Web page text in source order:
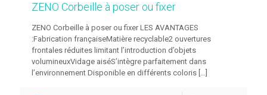
ZENO Corbeille à poser ou fixer
ZENO Corbeille à poser ou fixer LES AVANTAGES
:Fabrication françaiseMatière recyclable2 ouvertures
frontales réduites limitant l’introduction d’objets
volumineuxVidage aiséS’intègre parfaitement dans
l’environnement Disponible en différents coloris […]